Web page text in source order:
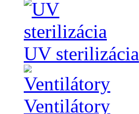
UV sterilizácia
Ventilátory